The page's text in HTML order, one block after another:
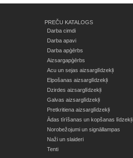
PREČU KATALOGS
Darba cimdi
Darba apavi
Darba apģērbs
Aizsargapģērbs
Acu un sejas aizsarglīdzekļi
Elpošanas aizsarglīdzekļi
Dzirdes aizsarglīdzekļi
Galvas aizsarglīdzekļi
Pretkritiena aizsarglīdzekļi
Ādas tīrīšanas un kopšanas līdzekļi
Norobežojumi un signāllampas
Naži un slaideri
Tenti